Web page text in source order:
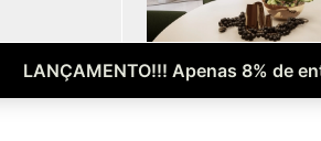
LANÇAMENTO!!! Apenas 8% de